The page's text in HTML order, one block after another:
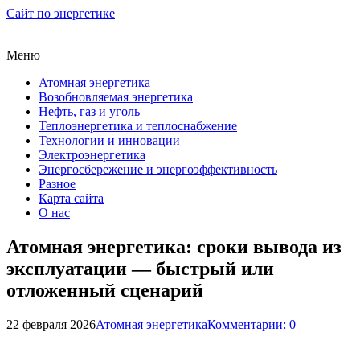
Сайт по энергетике
Меню
Атомная энергетика
Возобновляемая энергетика
Нефть, газ и уголь
Теплоэнергетика и теплоснабжение
Технологии и инновации
Электроэнергетика
Энергосбережение и энергоэффективность
Разное
Карта сайта
О нас
Атомная энергетика: сроки вывода из
эксплуатации — быстрый или
отложенный сценарий
22 февраля 2026Атомная энергетикаКомментарии: 0